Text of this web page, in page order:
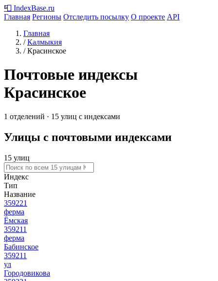
📮 IndexBase.ru
Главная Регионы Отследить посылку О проекте API
Главная
/ Калмыкия
/ Красинское
Почтовые индексы
Красинское
1 отделений · 15 улиц с индексами
Улицы с почтовыми индексами
15 улиц
Индекс
Тип
Название
359221
ферма
Ёмская
359211
ферма
Бабинское
359211
ул
Городовикова